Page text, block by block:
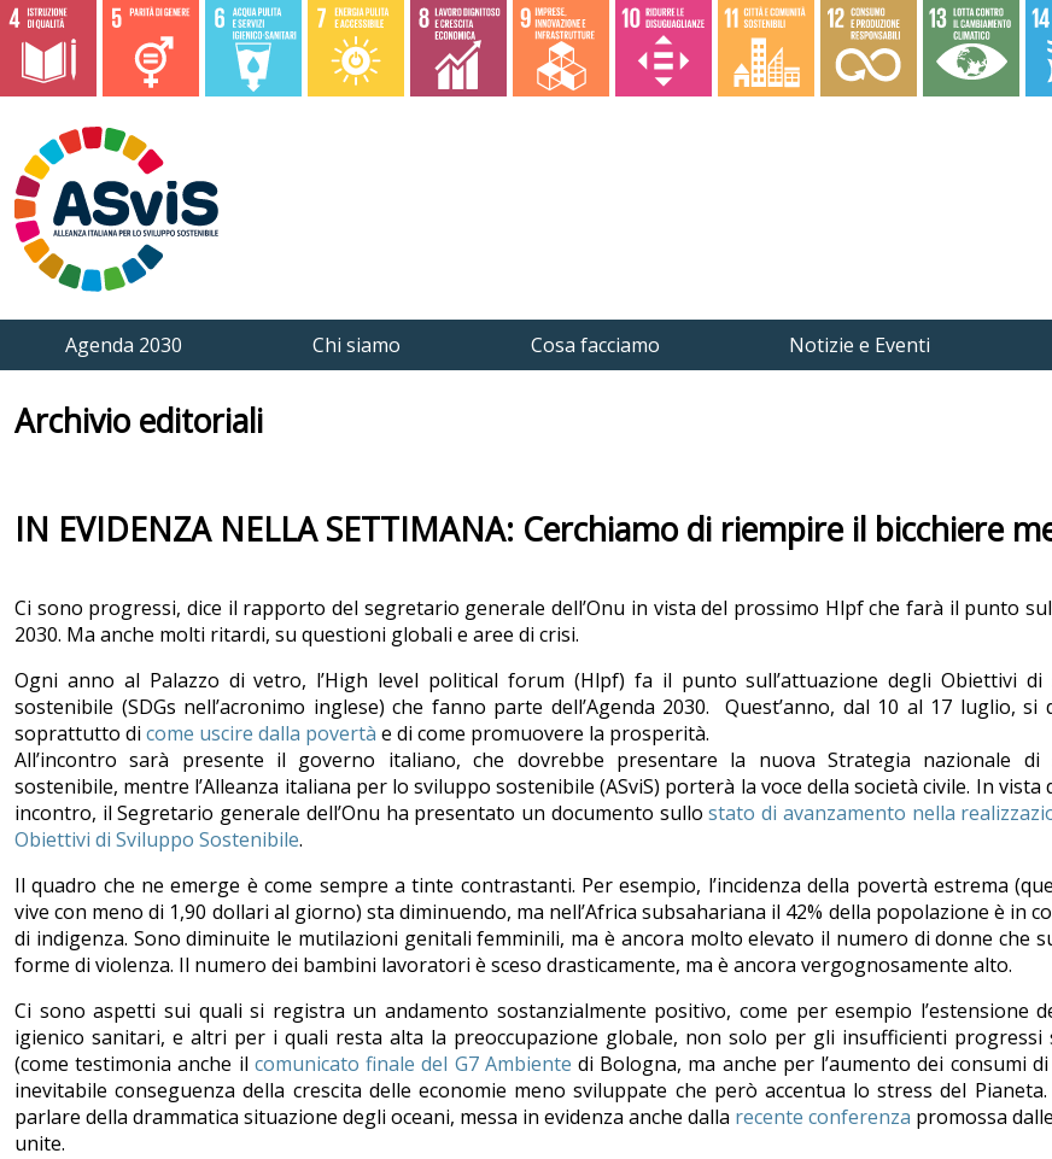
Agenda 2030 Chi siamo Cosa facciamo Notizie e Eventi
Archivio editoriali
IN EVIDENZA NELLA SETTIMANA: Cerchiamo di riempire il bicchiere
Ci sono progressi, dice il rapporto del segretario generale dell’Onu in vista del prossimo Hlpf che farà il punto
2030. Ma anche molti ritardi, su questioni globali e aree di crisi.
Ogni anno al Palazzo di vetro, l’High level political forum (Hlpf) fa il punto sull’attuazione degli Obiettivi di
sostenibile (SDGs nell’acronimo inglese) che fanno parte dell’Agenda 2030. Quest’anno, dal 10 al 17 luglio, si
soprattutto di come uscire dalla povertà e di come promuovere la prosperità.
All’incontro sarà presente il governo italiano, che dovrebbe presentare la nuova Strategia nazionale di
sostenibile, mentre l’Alleanza italiana per lo sviluppo sostenibile (ASviS) porterà la voce della società civile. In vista
incontro, il Segretario generale dell’Onu ha presentato un documento sullostato di avanzamento nella
Obiettivi di Sviluppo Sostenibile.
Il quadro che ne emerge è come sempre a tinte contrastanti. Per esempio, l’incidenza della povertà estrema
vive con meno di 1,90 dollari al giorno) sta diminuendo, ma nell’Africa subsahariana il 42% della popolazione è in
di indigenza. Sono diminuite le mutilazioni genitali femminili, ma è ancora molto elevato il numero di donne che
forme di violenza. Il numero dei bambini lavoratori è sceso drasticamente, ma è ancora vergognosamente alto.
Ci sono aspetti sui quali si registra un andamento sostanzialmente positivo, come per esempio l’estensione
igienico sanitari, e altri per i quali resta alta la preoccupazione globale, non solo per gli insufficienti progressi
(come testimonia anche il comunicato finale del G7 Ambiente di Bologna, ma anche per l’aumento dei consumi
inevitabile conseguenza della crescita delle economie meno sviluppate che però accentua lo stress del
parlare della drammatica situazione degli oceani, messa in evidenza anche dalla recente conferenza promossa
unite.